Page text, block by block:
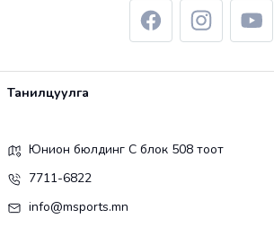
Танилцуулга
Юнион бюлдинг С блок 508 тоот
7711-6822
info@msports.mn